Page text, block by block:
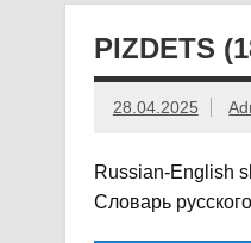
PIZDETS
28.04.2025
Russian-English
Словарь